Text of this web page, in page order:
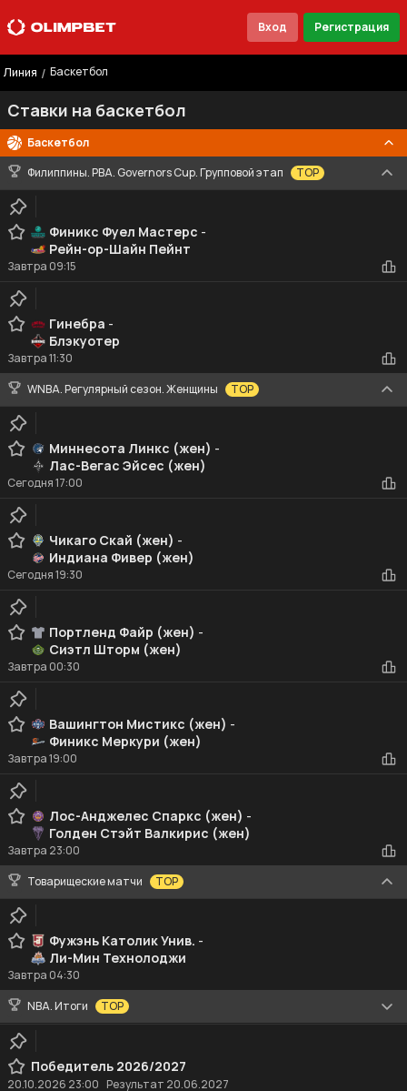
Вход Регистрация
Линия / Баскетбол
Ставки на баскетбол
Баскетбол
Филиппины. PBA. Governors Cup. Групповой этап
TOP
Финикс Фуел Мастерс -
Рейн-ор-Шайн Пейнт
Завтра 09:15
Гинебра -
Блэкуотер
Завтра11:30
WNBA. Регулярный сезон. Женщины
TOP
Миннесота Линкс (жен) -
Лас-Вегас Эйсес (жен)
Сегодня17:00
Чикаго Скай (жен) -
Индиана Фивер (жен)
Сегодня19:30
Портленд Файр (жен) -
Сиэтл Шторм (жен)
Завтра 00:30
Вашингтон Мистикс (жен) -
Финикс Меркури (жен)
Завтра19:00
Лос-Анджелес Спаркс (жен) -
Голден Стэйт Валкирис (жен)
Завтра 23:00
Товарищеские матчи
TOP
Фужэнь Католик Унив. -
Ли-Мин Технолоджи
Завтра 04:30
NBA. Итоги
TOP
Победитель 2026/2027
20.10.2026 23:00 Результат 20.06.2027